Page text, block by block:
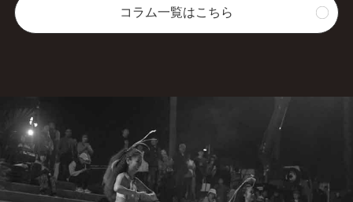
コラム一覧はこちら